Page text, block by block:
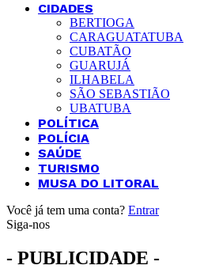
CIDADES
BERTIOGA
CARAGUATATUBA
CUBATÃO
GUARUJÁ
ILHABELA
SÃO SEBASTIÃO
UBATUBA
POLÍTICA
POLÍCIA
SAÚDE
TURISMO
MUSA DO LITORAL
Você já tem uma conta? Entrar
Siga-nos
- PUBLICIDADE -